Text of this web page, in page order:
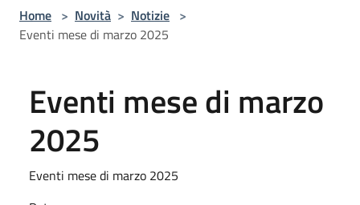
Home > Novità > Notizie >
Eventi mese di marzo 2025
Eventi mese di marzo
2025
Eventi mese di marzo 2025